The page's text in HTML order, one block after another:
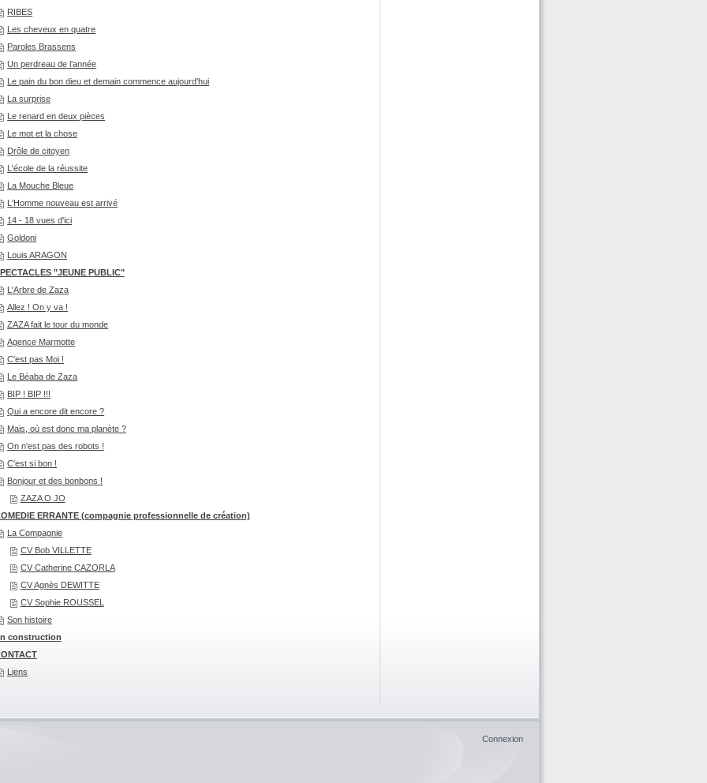
RIBES
Les cheveux en quatre
Paroles Brassens
Un perdreau de l'année
Le pain du bon dieu et demain commence aujourd'hui
La surprise
Le renard en deux pièces
Le mot et la chose
Drôle de citoyen
L'école de la réussite
La Mouche Bleue
L'Homme nouveau est arrivé
14 - 18 vues d'ici
Goldoni
Louis ARAGON
"JEUNE PUBLIC"
L'Arbre de Zaza
Allez ! On y va !
ZAZA fait le tour du monde
Agence Marmotte
C'est pas Moi !
Le Béaba de Zaza
BIP ! BIP !!!
Qui a encore dit encore ?
Mais, où est donc ma planète ?
On n'est pas des robots !
C'est si bon !
Bonjour et des bonbons !
ZAZA O JO
ERRANTE (compagnie professionnelle de création)
La Compagnie
CV Bob VILLETTE
CV Catherine CAZORLA
CV Agnès DEWITTE
CV Sophie ROUSSEL
Son histoire
construction
Liens
Connexion